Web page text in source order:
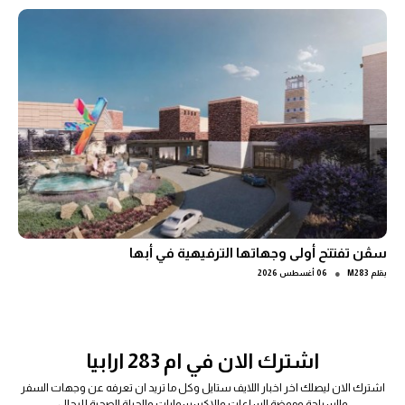
سڤن تفتتح أولى وجهاتها الترفيهية في أبها
بقلم M283
● 06 أغسطس 2026
اشترك الان في ام 283 ارابيا
اشترك الان ليصلك اخر اخبار اللايف ستايل وكل ما تريد ان تعرفه عن وجهات السفر